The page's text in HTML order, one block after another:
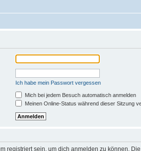
Ich habe mein Passwort vergessen
Mich bei jedem Besuch automatisch anmelden
Meinen Online-Status während dieser Sitzung
registriert sein, um dich anmelden zu können.